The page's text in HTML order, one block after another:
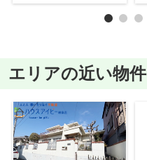
エリアの近い物件